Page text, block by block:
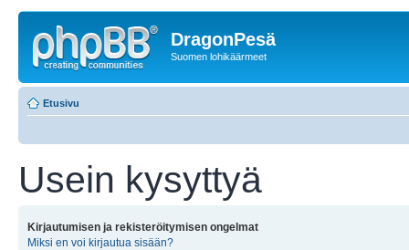
DragonPesä
Suomen lohikäärmeet
Etusivu
Usein kysyttyä
Kirjautumisen ja rekisteröitymisen ongelmat
Miksi en voi kirjautua sisään?